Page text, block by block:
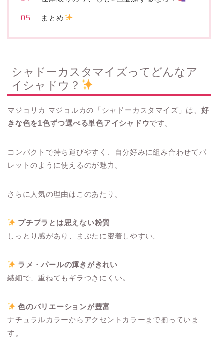
まとめ
シャドーカスタマイズってどんなア
イシャドウ？
マジョリカ マジョルカの「シャドーカスタマイズ」は、 好
きな色を1色ずつ選べる単色アイシャドウです。
コンパクトで持ち運びやすく、自分好みに組み合わせてパ
レットのように使えるのが魅力。
さらに人気の理由はこのあたり。
プチプラとは思えない粉質
しっとり感があり、まぶたに密着しやすい。
ラメ・パールの輝きがきれい
繊細で、重ねてもギラつきにくい。
色のバリエーションが豊富
ナチュラルカラーからアクセントカラーまで揃っていま
す。